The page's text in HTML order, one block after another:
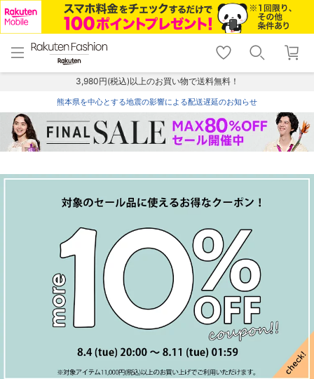
menu home
トップ
shopping_cart lock_outline
ログイン
3,980円(税込)以上のお買い物で送料無料！
熊本県を中心とする地震の影響による配送遅延のお知らせ